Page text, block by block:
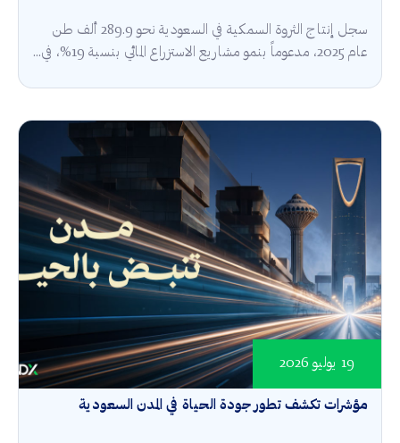
سجل إنتاج الثروة السمكية في السعودية نحو 289.9 ألف طن
عام 2025، مدعوماً بنمو مشاريع الاستزراع المائي بنسبة 19%، في...
مؤشرات تكشف تطور جودة الحياة في المدن السعودية
19 يوليو 2026